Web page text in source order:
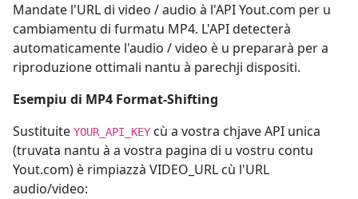
Mandate l'URL di video / audio à l'API Yout.com per u
cambiamentu di furmatu MP4. L'API detecterà
automaticamente l'audio / video è u prepararà per a
riproduzione ottimali nantu à parechji dispositi.
Esempiu di MP4 Format-Shifting
Sustituite YOUR_API_KEY cù a vostra chjave API unica
(truvata nantu à a vostra pagina di u vostru contu
Yout.com) è rimpiazzà VIDEO_URL cù l'URL
audio/video: